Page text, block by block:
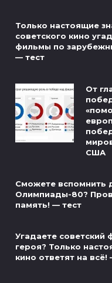
Только настоящие
советского кино
фильмы по
— тест
От
США
Сможете вспомнить
Олимпиады-80?
память! — тест
Угадаете советский
героя? Только
кино ответят на всё!